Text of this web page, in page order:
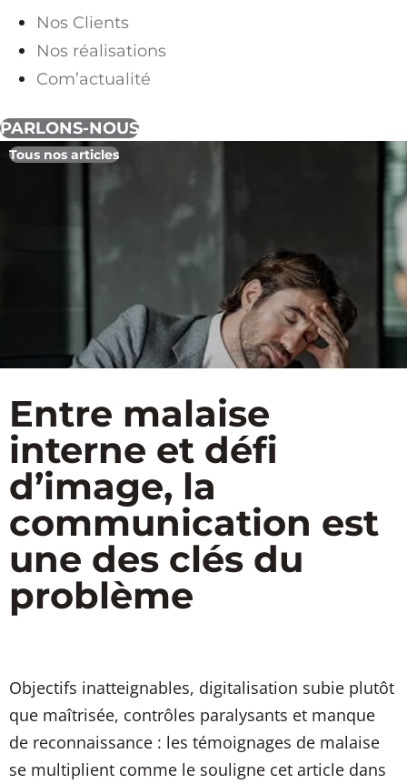
Nos Clients
Nos réalisations
Com’actualité
PARLONS-NOUS
Tous nos articles
Entre malaise
interne et défi
d’image, la
communication est
une des clés du
problème
Objectifs inatteignables, digitalisation subie plutôt
que maîtrisée, contrôles paralysants et manque
de reconnaissance : les témoignages de malaise
se multiplient comme le souligne cet article dans